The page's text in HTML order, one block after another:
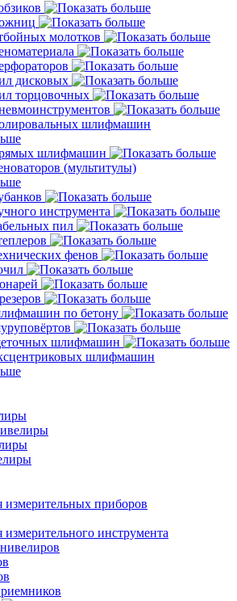
молотков
дисковых
торцовочных
шлифмашин
шлифмашин
(мультитулы)
инструмента
пил
фенов
по бетону
шлифмашин
шлифмашин
измерительных приборов
измерительного инструмента